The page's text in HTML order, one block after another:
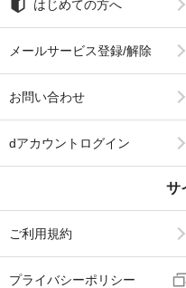
はじめての方へ
メールサービス登録/解除
お問い合わせ
dアカウントログイン
サ
ご利用規約
プライバシーポリシー